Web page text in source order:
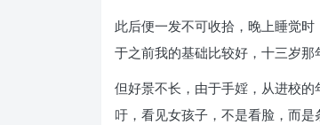
此后便一发不可收拾，晚上睡觉
于之前我的基础比较好，十三岁那
但好景不长，由于手婬，从进校
吁，看见女孩子，不是看脸，而是